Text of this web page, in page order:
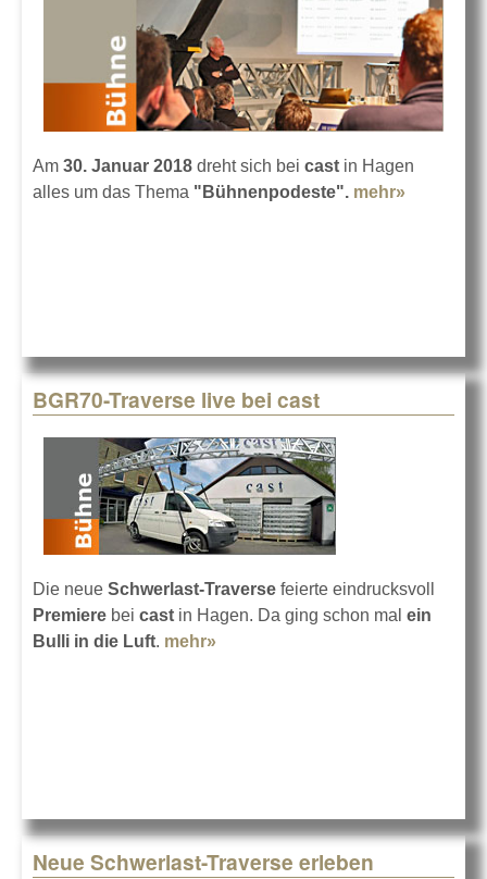
Am 30. Januar 2018 dreht sich bei cast in Hagen
alles um das Thema "Bühnenpodeste". mehr»
BGR70-Traverse live bei cast
Die neue Schwerlast-Traverse feierte eindrucksvoll
Premiere bei cast in Hagen. Da ging schon mal ein
Bulli in die Luft. mehr»
Neue Schwerlast-Traverse erleben